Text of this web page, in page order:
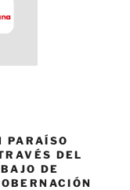
PARAÍSO
DEL
DE